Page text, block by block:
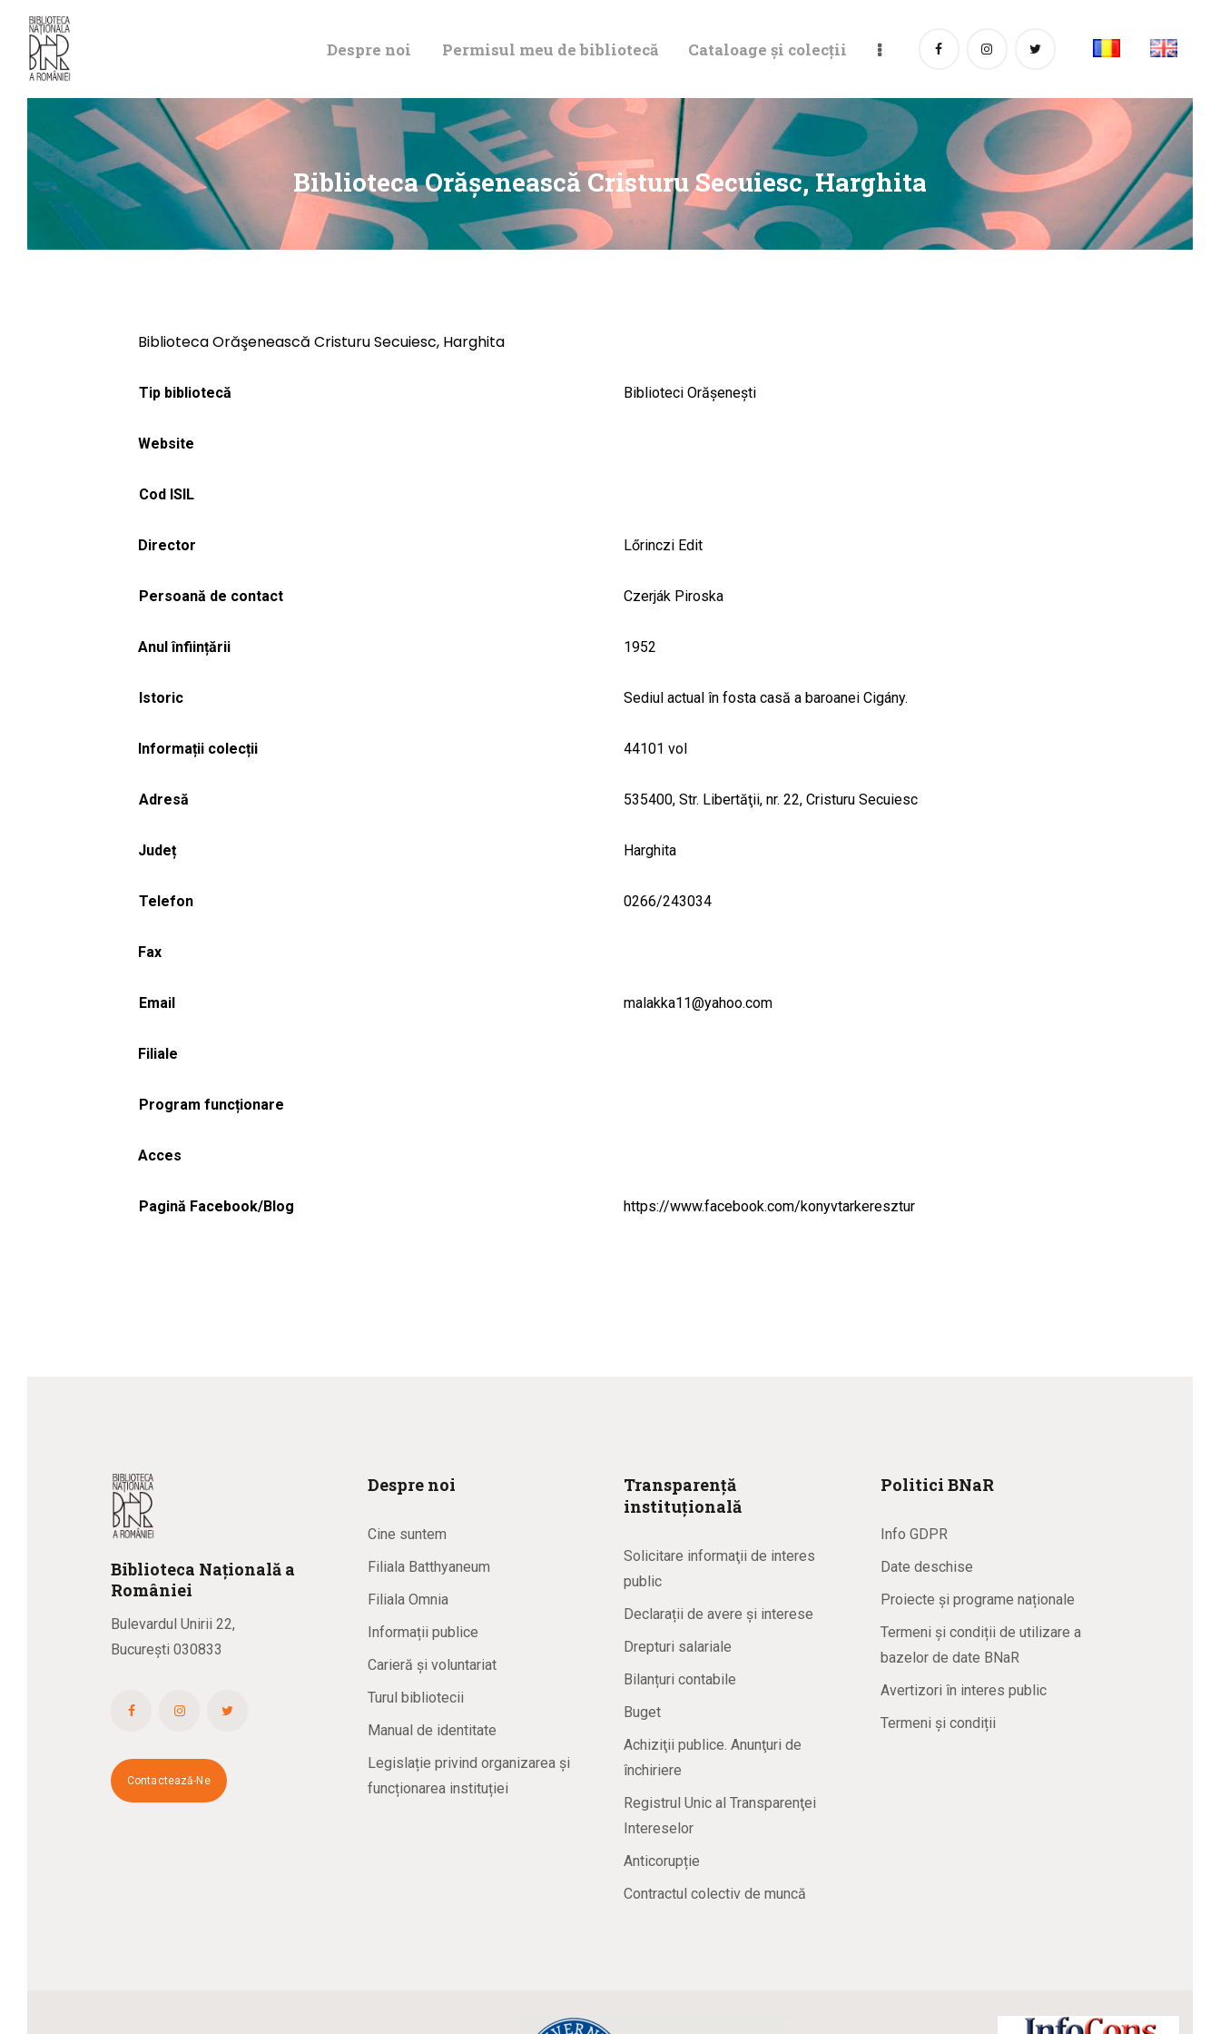
Despre noi Permisul meu de bibliotecă Cataloage și colecții
Biblioteca Orăşenească Cristuru Secuiesc, Harghita
DE BIBLIOTECĂ
CATALOAGE ȘI
COLECȚII
Biblioteca Orăşenească Cristuru Secuiesc, Harghita
Tip bibliotecă Biblioteci Orășenești
Website
Cod ISIL
Director Lőrinczi Edit
Persoană de contact Czerják Piroska
Anul înființării 1952
Istoric Sediul actual în fosta casă a baroanei Cigány.
Informații colecții 44101 vol
Adresă 535400, Str. Libertăţii, nr. 22, Cristuru Secuiesc
Județ Harghita
Telefon 0266/243034
Fax
Email malakka11@yahoo.com
Filiale
Program funcționare
Acces
Pagină Facebook/Blog https://www.facebook.com/konyvtarkeresztur
Biblioteca Națională a
României
Bulevardul Unirii 22,
București 030833
Contactează-Ne
Despre noi
Cine suntem
Filiala Batthyaneum
Filiala Omnia
Informații publice
Carieră și voluntariat
Turul bibliotecii
Manual de identitate
Legislație privind organizarea și
funcționarea instituției
Transparență
instituțională
Solicitare informaţii de interes
public
Declarații de avere și interese
Drepturi salariale
Bilanțuri contabile
Buget
Achiziţii publice. Anunţuri de
închiriere
Registrul Unic al Transparenţei
Intereselor
Anticorupție
Contractul colectiv de muncă
Politici BNaR
Info GDPR
Date deschise
Proiecte și programe naționale
Termeni și condiții de utilizare a
bazelor de date BNaR
Avertizori în interes public
Termeni și condiții